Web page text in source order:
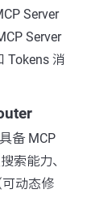
Server
Server
Tokens 消
备 MCP
索能力、
动态修